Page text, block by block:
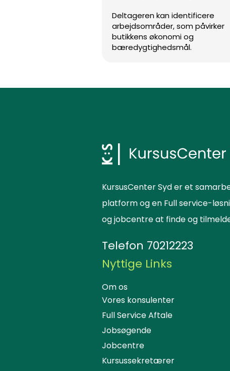
Deltageren kan identificere
arbejdsområder, som påvirker
butikkens økonomi og
bæredygtighedsmål.
KursusCenter Syd er et
platform og en Full service-
og jobcentre at finde og
Telefon 70212223
Nyttige Links
Om os
Vores konsulenter
Full Service Aftale
Jobsøgende
Jobcentre
Kursussekretærer